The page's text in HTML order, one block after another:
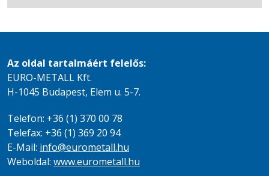
Az oldal tartalmáért felelős:
EURO-METALL Kft.
H-1045 Budapest, Elem u. 5-7.
Telefon: +36 (1) 370 00 78
Telefax: +36 (1) 369 20 94
E-Mail: info@eurometall.hu
Weboldal: www.eurometall.hu